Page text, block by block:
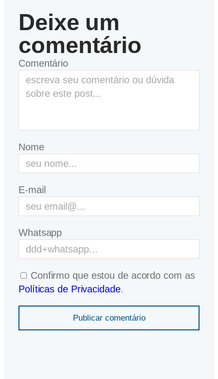
Deixe um
comentário
Comentário
Nome
E-mail
Whatsapp
Confirmo que estou de acordo com as
Políticas de Privacidade.
Publicar comentário